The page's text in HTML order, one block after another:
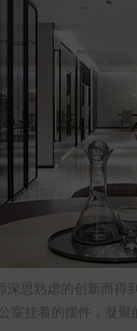
思熟虑的创新而
室挂着的摆件，凝